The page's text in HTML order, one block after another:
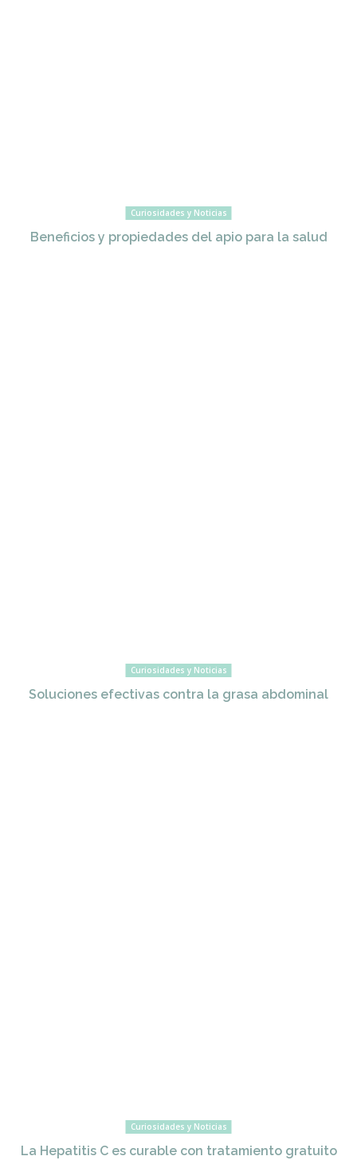
Curiosidades y Noticias
Beneficios y propiedades del apio para la salud
Curiosidades y Noticias
Soluciones efectivas contra la grasa abdominal
Curiosidades y Noticias
La Hepatitis C es curable con tratamiento gratuito